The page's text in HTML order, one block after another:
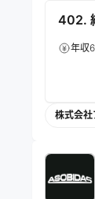
402.
年収
株式会社